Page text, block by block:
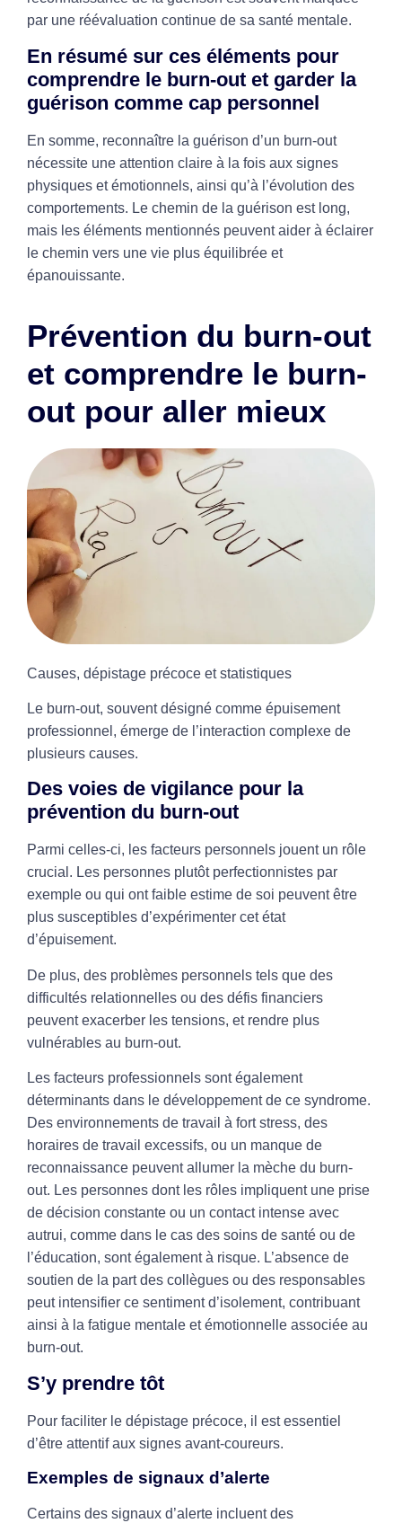
par une réévaluation continue de sa santé mentale.
En résumé sur ces éléments pour
comprendre le burn-out et garder la
guérison comme cap personnel
En somme, reconnaître la guérison d’un burn-out
nécessite une attention claire à la fois aux signes
physiques et émotionnels, ainsi qu’à l’évolution des
comportements. Le chemin de la guérison est long,
mais les éléments mentionnés peuvent aider à éclairer
le chemin vers une vie plus équilibrée et
épanouissante.
Prévention du burn-out
et comprendre le burn-
out pour aller mieux
Causes, dépistage précoce et statistiques
Le burn-out, souvent désigné comme épuisement
professionnel, émerge de l’interaction complexe de
plusieurs causes.
Des voies de vigilance pour la
prévention du burn-out
Parmi celles-ci, les facteurs personnels jouent un rôle
crucial. Les personnes plutôt perfectionnistes par
exemple ou qui ont faible estime de soi peuvent être
plus susceptibles d’expérimenter cet état
d’épuisement.
De plus, des problèmes personnels tels que des
difficultés relationnelles ou des défis financiers
peuvent exacerber les tensions, et rendre plus
vulnérables au burn-out.
Les facteurs professionnels sont également
déterminants dans le développement de ce syndrome.
Des environnements de travail à fort stress, des
horaires de travail excessifs, ou un manque de
reconnaissance peuvent allumer la mèche du burn-
out. Les personnes dont les rôles impliquent une prise
de décision constante ou un contact intense avec
autrui, comme dans le cas des soins de santé ou de
l’éducation, sont également à risque. L’absence de
soutien de la part des collègues ou des responsables
peut intensifier ce sentiment d’isolement, contribuant
ainsi à la fatigue mentale et émotionnelle associée au
burn-out.
S’y prendre tôt
Pour faciliter le dépistage précoce, il est essentiel
d’être attentif aux signes avant-coureurs.
Exemples de signaux d’alerte
Certains des signaux d’alerte incluent des